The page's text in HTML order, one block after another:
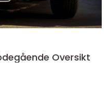
Oversikt